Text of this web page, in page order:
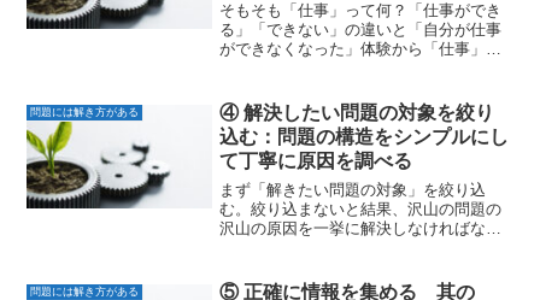
そもそも「仕事」って何？「仕事ができ
る」「できない」の違いと「自分が仕事
ができなくなった」体験から「仕事」と
い。仕事に行き詰まっていませんか？会
社で働いている人の中には...
問題には解き方がある
④ 解決したい問題の対象を絞り
込む：問題の構造をシンプルにし
て丁寧に原因を調べる
まず「解きたい問題の対象」を絞り込
む。絞り込まないと結果、沢山の問題の
沢山の原因を一挙に解決しなければなら
できる沢山のことを一挙に解決しようと
問題には解き方がある
⑤ 正確に情報を集める 其の